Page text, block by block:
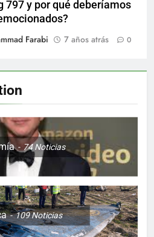
797 y por qué deberíamos
Farabi
7 años atrás 0
74Noticias
109Noticias